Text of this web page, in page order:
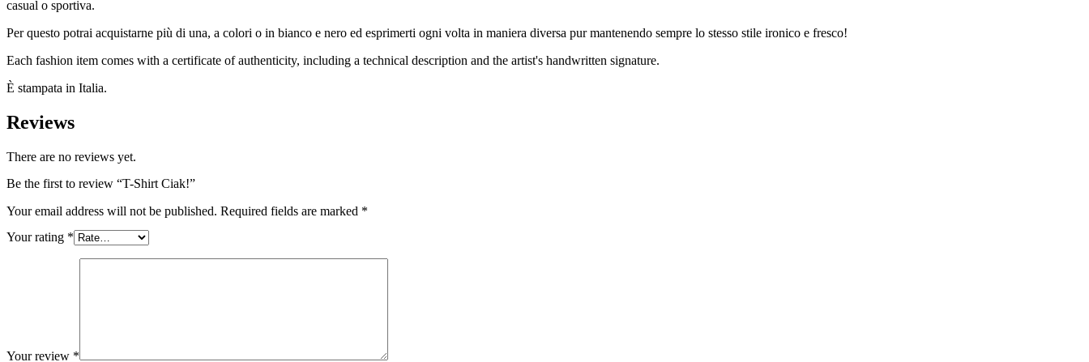
casual o sportiva.
Per questo potrai acquistarne più di una, a colori o in bianco e nero ed esprimerti ogni volta in maniera diversa pur mantenendo sempre lo stesso stile ironico e fresco!
Each fashion item comes with a certificate of authenticity, including a technical description and the artist's handwritten signature.
È stampata in Italia.
Reviews
There are no reviews yet.
Be the first to review “T-Shirt Ciak!”
Your email address will not be published. Required fields are marked *
Your rating *
Your review *